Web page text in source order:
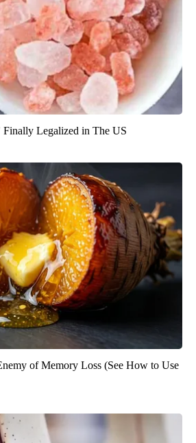
Finally Legalized in The US
of Memory Loss (See How to Use